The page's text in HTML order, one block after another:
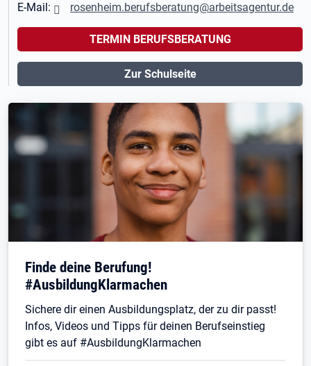
E-Mail: rosenheim.berufsberatung@arbeitsagentur.de
TERMIN BERUFSBERATUNG
Zur Schulseite
Finde deine Berufung!
#AusbildungKlarmachen
Sichere dir einen Ausbildungsplatz, der zu dir passt!
Infos, Videos und Tipps für deinen Berufseinstieg
gibt es auf #AusbildungKlarmachen